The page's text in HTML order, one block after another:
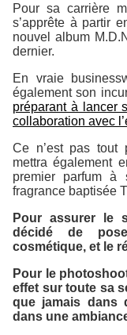
Pour sa carrière
s’apprête à partir
nouvel album
dernier.
En vraie
également son
préparant à lancer
collaboration avec
Ce n’est pas tout
mettra également
premier parfum
fragrance baptisée
Pour assurer le
décidé de
cosmétique, et le
Pour le
effet sur toute sa
que jamais dans
dans une